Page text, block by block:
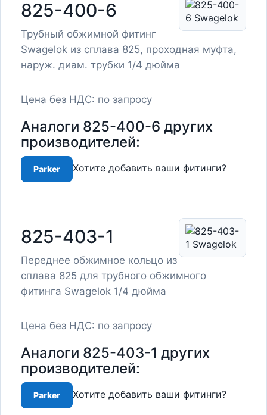
825-400-6
Трубный обжимной фитинг
Swagelok из сплава 825, проходная муфта,
наруж. диам. трубки 1/4 дюйма
Цена без НДС: по запросу
Аналоги 825-400-6 других
производителей:
Parker Хотите добавить ваши фитинги?
825-403-1
Переднее обжимное кольцо из
сплава 825 для трубного обжимного
фитинга Swagelok 1/4 дюйма
Цена без НДС: по запросу
Аналоги 825-403-1 других
производителей:
Parker Хотите добавить ваши фитинги?